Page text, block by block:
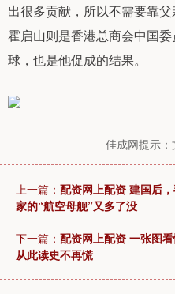
出很多贡献，所以不需要靠
霍启山则是香港总商会中国
球，也是他促成的结果。
佳成网提示：
上一篇： 配资网上配资 建国后
家的“航空母舰”又多了没
下一篇： 配资网上配资 一张图
从此读史不再慌